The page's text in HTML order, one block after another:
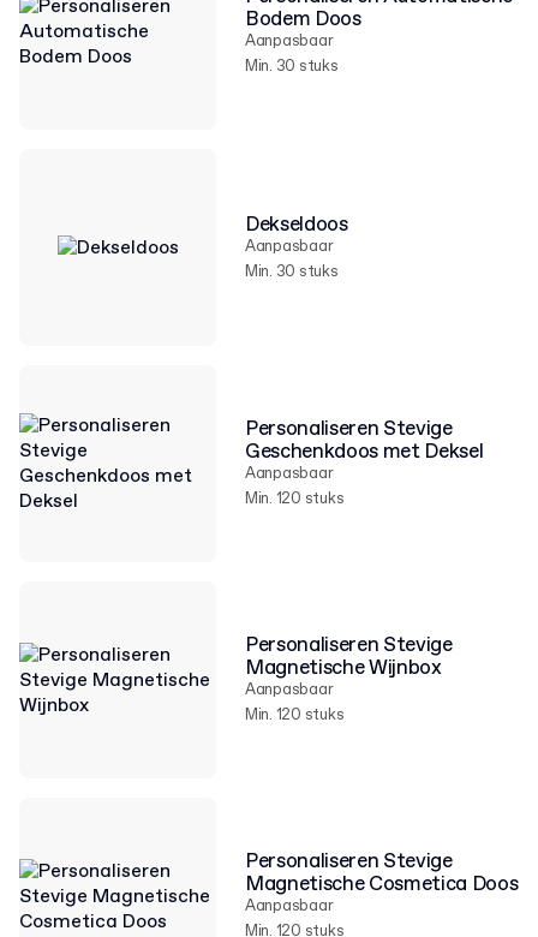
Bodem Doos
Aanpasbaar
Min. 30 stuks
Dekseldoos
Aanpasbaar
Min. 30 stuks
Personaliseren Stevige
Geschenkdoos met Deksel
Aanpasbaar
Min. 120 stuks
Personaliseren Stevige
Magnetische Wijnbox
Aanpasbaar
Min. 120 stuks
Personaliseren Stevige
Magnetische Cosmetica Doos
Aanpasbaar
Min. 120 stuks